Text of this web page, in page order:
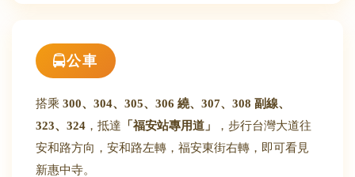
公車
搭乘 300、304、305、306 繞、307、308 副線、
323、324 ，抵達 「福安站專用道」
，步行台灣大道往
安和路方向，安和路左轉，福安東街右轉，即可看見
新惠中寺。